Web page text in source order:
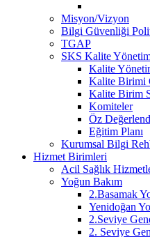
Misyon/Vizyon
Bilgi Güvenliği
TGAP
SKS Kalite
Kalite
Kalite Birimi
Kalite Birim
Komiteler
Öz
Eğitim Planı
Kurumsal Bilgi
Hizmet Birimleri
Acil Sağlık
Yoğun Bakım
2.Basamak
Yenidoğan
2.Seviye
2. Seviye